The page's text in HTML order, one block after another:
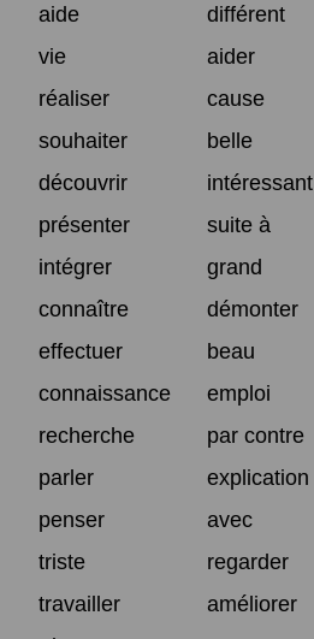
aide
différent
vie
aider
réaliser
cause
souhaiter
belle
découvrir
intéressant
présenter
suite à
intégrer
grand
connaître
démonter
effectuer
beau
connaissance
emploi
recherche
par contre
parler
explication
penser
avec
triste
regarder
travailler
améliorer